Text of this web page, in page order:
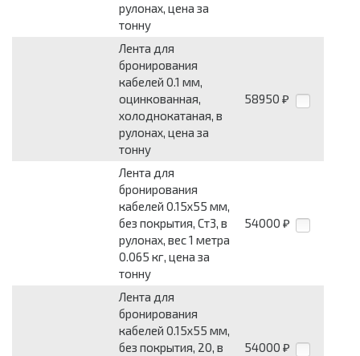
рулонах, цена за
тонну
Лента для
бронирования
кабелей 0.1 мм,
оцинкованная,
холоднокатаная, в
рулонах, цена за
тонну
58950 ₽
Лента для
бронирования
кабелей 0.15x55 мм,
без покрытия, Ст3, в
рулонах, вес 1 метра
0.065 кг, цена за
тонну
54000 ₽
Лента для
бронирования
кабелей 0.15x55 мм,
без покрытия, 20, в
54000 ₽